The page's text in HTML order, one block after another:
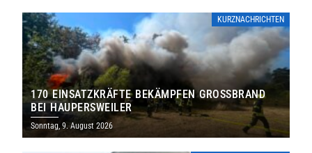
KURZNACHRICHTEN
170 EINSATZKRÄFTE BEKÄMPFEN GROSSBRAND B
EI HAUPERSWEILER
Sonntag, 9. August 2026